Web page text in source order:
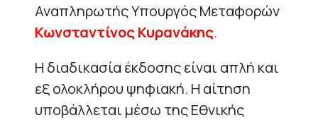
Αναπληρωτής Υπουργός Μεταφορών
Κωνσταντίνος Κυρανάκης.
Η διαδικασία έκδοσης είναι απλή και
εξ ολοκλήρου ψηφιακή. Η αίτηση
υποβάλλεται μέσω της Εθνικής